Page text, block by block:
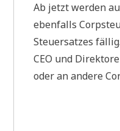
Ab jetzt werden
ebenfalls
Steuersatzes
CEO und
oder an andere